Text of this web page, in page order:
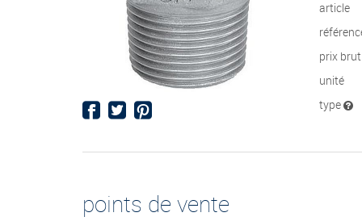
article
prix brut
unité
type
points de vente